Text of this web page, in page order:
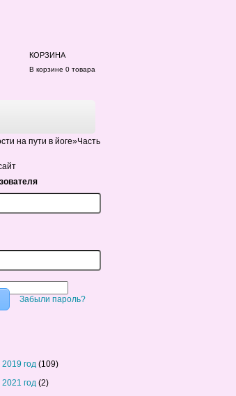
КОРЗИНА
В корзине 0 товара
на пути в йоге»Часть
Забыли пароль?
год (109)
год (2)